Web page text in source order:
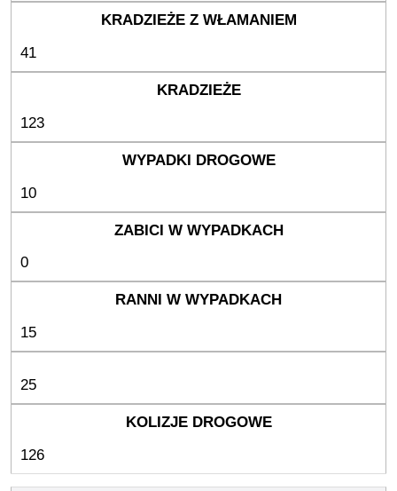
41
123
10
0
15
25
126